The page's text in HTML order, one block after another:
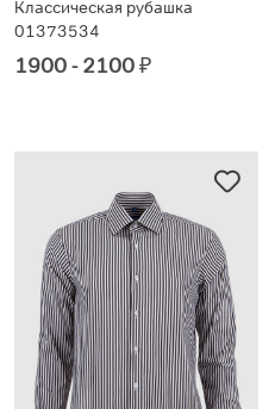
Классическая рубашка
01373534
1900 - 2100₽